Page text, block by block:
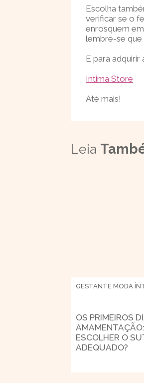
Escolha
verificar se o
enrosquem
lembre-se que
E para adquirir
Intima Store
Até mais!
Leia
GESTANTE MODA
OS PRIMEIROS
ESCOLHER O
ADEQUADO?